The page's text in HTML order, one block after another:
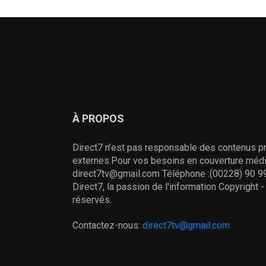
À PROPOS
Direct7 n’est pas responsable des contenus
externes.Pour vos besoins en couverture
direct7tv@gmail.com Téléphone :(00228) 90
Direct7, la passion de l'information Copyright
réservés.
Contactez-nous: direct7tv@gmail.com